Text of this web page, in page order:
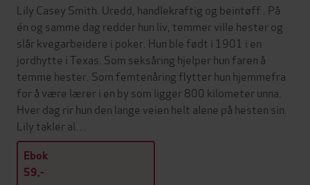
Lily Casey Smith. Uredd, handlekraftig og beintøff . På
én og samme dag redder hun liv, temmer ville hester og
slår kvegarbeidere i poker. Hun ble født i 1901 i en
jordhytte i Texas. Som seksåring hjelper hun faren å
temme hester. Som femtenåring flytter hun hjemmefra
for å være lærer i en by som ligger 800 kilometer unna.
Hver dag rir hun den lange veien helt alene på hesten sin.
Lily takler al…
Ebok
59,-